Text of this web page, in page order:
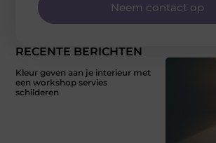
RECENTE BERICHTEN
Kleur geven aan je interieur met
een workshop servies
schilderen
Neem contact op